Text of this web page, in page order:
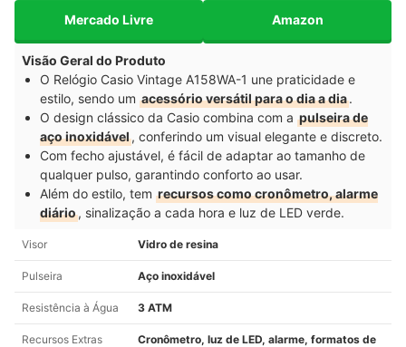
Mercado Livre Amazon
Visão Geral do Produto
O Relógio Casio Vintage A158WA-1 une praticidade e
estilo, sendo um acessório versátil para o dia a dia.
O design clássico da Casio combina com a pulseira de
aço inoxidável, conferindo um visual elegante e discreto.
Com fecho ajustável, é fácil de adaptar ao tamanho de
qualquer pulso, garantindo conforto ao usar.
Além do estilo, tem recursos como cronômetro, alarme
diário, sinalização a cada hora e luz de LED verde.
Visor Vidro de resina
Pulseira Aço inoxidável
Resistência à Água 3 ATM
Recursos Extras
Cronômetro, luz de LED, alarme, formatos de